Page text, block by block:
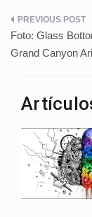
de
Foto: Glass
Grand Canyon